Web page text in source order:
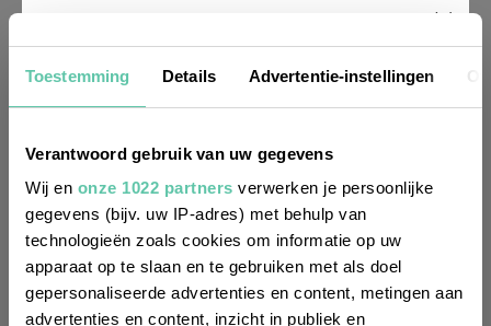
Toestemming Details Advertentie-instellingen
Verantwoord gebruik van uw gegevens
Wij en onze 1022 partners verwerken je persoonlijke
gegevens (bijv. uw IP-adres) met behulp van
technologieën zoals cookies om informatie op uw
apparaat op te slaan en te gebruiken met als doel
gepersonaliseerde advertenties en content, metingen aan
advertenties en content, inzicht in publiek en
Nieuwsbrief
Wil je altijd als eerste op de hoogte zijn
van de laatste nieuwtjes, leuke adressen
en inspirerende tips voor Frankrijk? Meld
je dan aan voor onze 2-wekelijkse
nieuwsbrief. Zo gedaan!